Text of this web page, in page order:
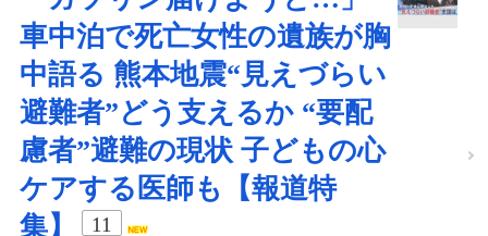
車中泊で死亡女性の遺族が胸
中語る 熊本地震“見えづらい
避難者”どう支えるか “要配
慮者”避難の現状 子どもの心
ケアする医師も【報道特
集】
11